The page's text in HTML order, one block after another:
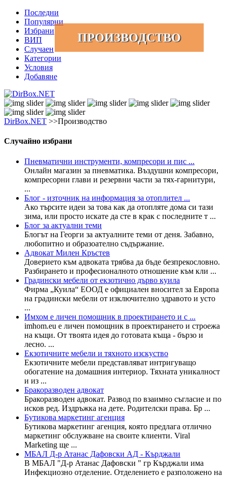
Последни
Популярни
Избрани
ВИП
Случаен
Категории
Условия
Добавяне
ПРОИЗВОДСТВО
DirBox.NET >>Производство
Случайно избрани
Пневматични инструменти, компресори и пис ...
Онлайн магазин за пневматика. Въздушни компресори,
компресорни глави и резервни части за тях-гарнитури,
...
Блог - източник на информация за отоплител ...
Ако търсите идеи за това как да отопляте дома си тази
зима, или просто искате да сте в крак с последните т ...
Блог за актуални теми
Блогът на Георги за актуалните теми от деня. Забавно,
любопитно и образоателно съдържание.
Адвокат Милен Кръстев
Доверието към адвоката трябва да бъде безпрекословно.
Разбирането и професионалното отношение към кли ...
Градински мебели от екзотично дърво куила
Фирма „Куила“ ЕООД е официален вносител за Европа
на градински мебели от изключително здравото и усто
...
Имхом е личен помощник в проектирането и с ...
imhom.eu е личен помощник в проектирането и строежа
на къщи. От твоята идея до готовата къща - бързо и
лесно. ...
Екзотичните мебели и тяхното изскуство
Екзотичните мебели представляват интригуващо
обогатение на домашния интериор. Тяхната уникалност
и из ...
Бракоразводен адвокат
Бракоразводен адвокат. Развод по взаимно съгласие и по
исков ред. Издръжка на дете. Родителски права. Бр ...
Бутикова маркетинг агенция
Бутикова маркетинг агенция, която предлага отлично
маркетинг обслужване на своите клиенти. Viral
Marketing ще ...
МБАЛ Д-р Атанас Дафовски АД - Кърджали
В МБАЛ "Д-р Атанас Дафовски " гр Кърджали има
Инфекциозно отделение. Отделението е разположено на